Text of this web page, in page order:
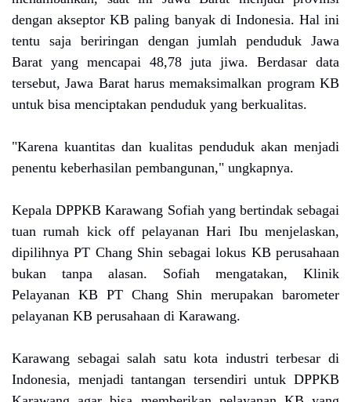
dengan akseptor KB paling banyak di Indonesia. Hal ini
tentu saja beriringan dengan jumlah penduduk Jawa
Barat yang mencapai 48,78 juta jiwa. Berdasar data
tersebut, Jawa Barat harus memaksimalkan program KB
untuk bisa menciptakan penduduk yang berkualitas.
"Karena kuantitas dan kualitas penduduk akan menjadi
penentu keberhasilan pembangunan," ungkapnya.
Kepala DPPKB Karawang Sofiah yang bertindak sebagai
tuan rumah kick off pelayanan Hari Ibu menjelaskan,
dipilihnya PT Chang Shin sebagai lokus KB perusahaan
bukan tanpa alasan. Sofiah mengatakan, Klinik
Pelayanan KB PT Chang Shin merupakan barometer
pelayanan KB perusahaan di Karawang.
Karawang sebagai salah satu kota industri terbesar di
Indonesia, menjadi tantangan tersendiri untuk DPPKB